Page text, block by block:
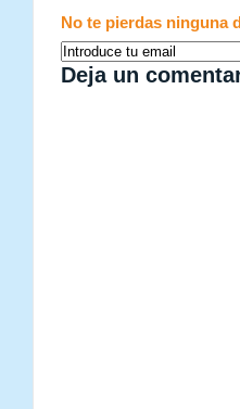
No te pierdas ninguna
Deja un